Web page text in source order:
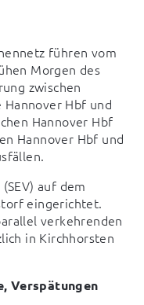
führen vom
Morgen des
zwischen
Hbf und
Hannover Hbf
Hannover Hbf und
auf dem
eingerichtet.
verkehrenden
in Kirchhorsten
Verspätungen